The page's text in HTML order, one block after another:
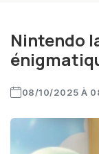
Nintendo
08/10/2025 À